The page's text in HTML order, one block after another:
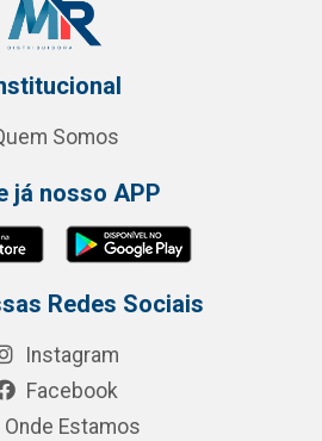
Somos
já nosso APP
Redes Sociais
Instagram
Facebook
Onde Estamos